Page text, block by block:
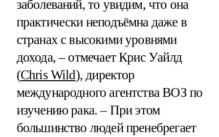
заболеваний, то увидим, что она
практически неподъёмна даже в
странах с высокими уровнями
дохода, – отмечает Крис Уайлд
(Chris Wild), директор
международного агентства ВОЗ по
изучению рака. – При этом
большинство людей пренебрегает